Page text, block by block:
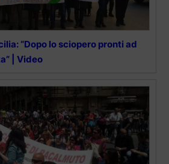
“Dopo lo sciopero pronti ad
| Video